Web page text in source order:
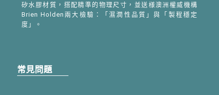
矽水膠材質，搭配精準的物理尺寸，並送様澳洲權威機構
Brien Holden兩大檢驗：「濕潤性品質」與「製程穩定
度」。
常見問題